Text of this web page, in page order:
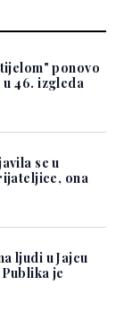
ponovo
46. izgleda
se u
ona
ljudi u Jajcu
je